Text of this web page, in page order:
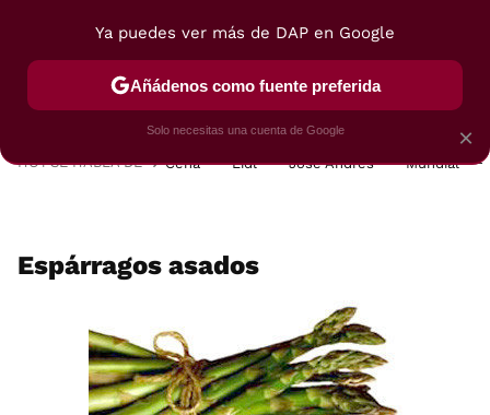
POSTRES VIAJES SELECCIÓN VEGUI
HOY SE HABLA DE Cena Lidl José Andrés Mundial
Espárragos asados
×
Ya puedes ver más de DAP en Google
Añádenos como fuente preferida
Solo necesitas una cuenta de Google